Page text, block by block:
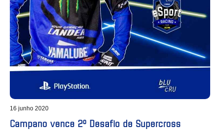
16 junho 2020
Campano vence 2º Desafio de Supercross